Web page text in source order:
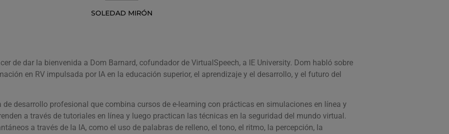
SOLEDAD MIRÓN
de dar la bienvenida a Dom Barnard, cofundador de VirtualSpeech, a IE University. Dom habló sobre
en RV impulsada por IA en la educación superior, el aprendizaje y el desarrollo, y el futuro del
desarrollo profesional que combina cursos de e-learning con prácticas en simulaciones en línea y
a través de tutoriales en línea y luego practican las técnicas en la seguridad del mundo virtual.
a través de la IA, como el uso de palabras de relleno, el tono, el ritmo, la percepción, la